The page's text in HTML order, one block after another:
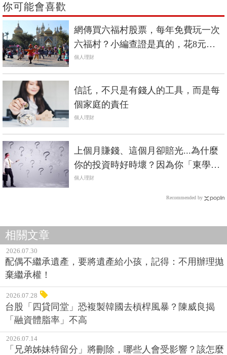
你可能會喜歡
網傳買六福村股票，每年免費玩一次
六福村？小編查證是真的，花8元買1
股也行
個人理財
信託，不只是有錢人的工具，而是每
個家庭的責任
個人理財
上個月賺錢、這個月卻賠光...為什麼
你的投資時好時壞？因為你「東學西
學」
個人理財
Recommended by
相關文章
2026.07.30
配偶不繼承遺產，要將遺產給小孩，記得：不用辦理拋
棄繼承權！
2026.07.28
台股「四貸同堂」恐複製韓國去槓桿風暴？陳威良揭
「融資體脂率」不高
2026.07.14
「兄弟姊妹特留分」將刪除，哪些人會受影響？該怎麼